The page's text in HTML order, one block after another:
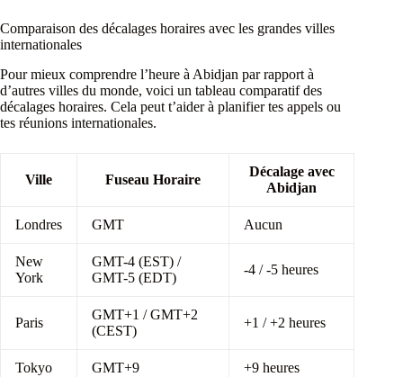
Comparaison des décalages horaires avec les grandes villes
internationales
Pour mieux comprendre l’heure à Abidjan par rapport à
d’autres villes du monde, voici un tableau comparatif des
décalages horaires. Cela peut t’aider à planifier tes appels ou
tes réunions internationales.
Ville Fuseau Horaire
Décalage avec
Abidjan
Londres GMT Aucun
New
York
GMT-4 (EST) /
GMT-5 (EDT)
-4 / -5 heures
Paris
GMT+1 / GMT+2
(CEST)
+1 / +2 heures
Tokyo GMT+9 +9 heures